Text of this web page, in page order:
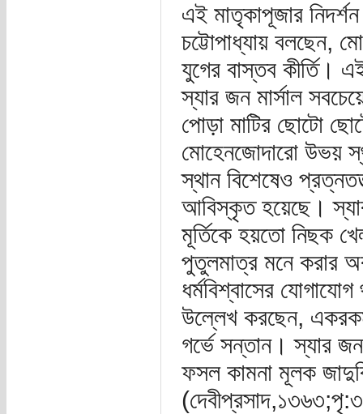
এই মাতৃকাপূজার
চট্টোপাধ্যায় বলছেন,
যুগের বাস্তব কীর্তি।
স্যার জন মার্সাল
পোড়া মাটির ছোটো
মোহেনজোদারো উভয়
স্থান বিশেষেও
আবিস্কৃত হয়েছে।
মূর্তিকে হয়তো নিছক
পুতুলমাত্র মনে করার
ধর্মবিশ্বাসের
উল্লেখ করছেন, একরকম
গর্ভে সন্তান। স্যার
ফসল কামনা মূলক